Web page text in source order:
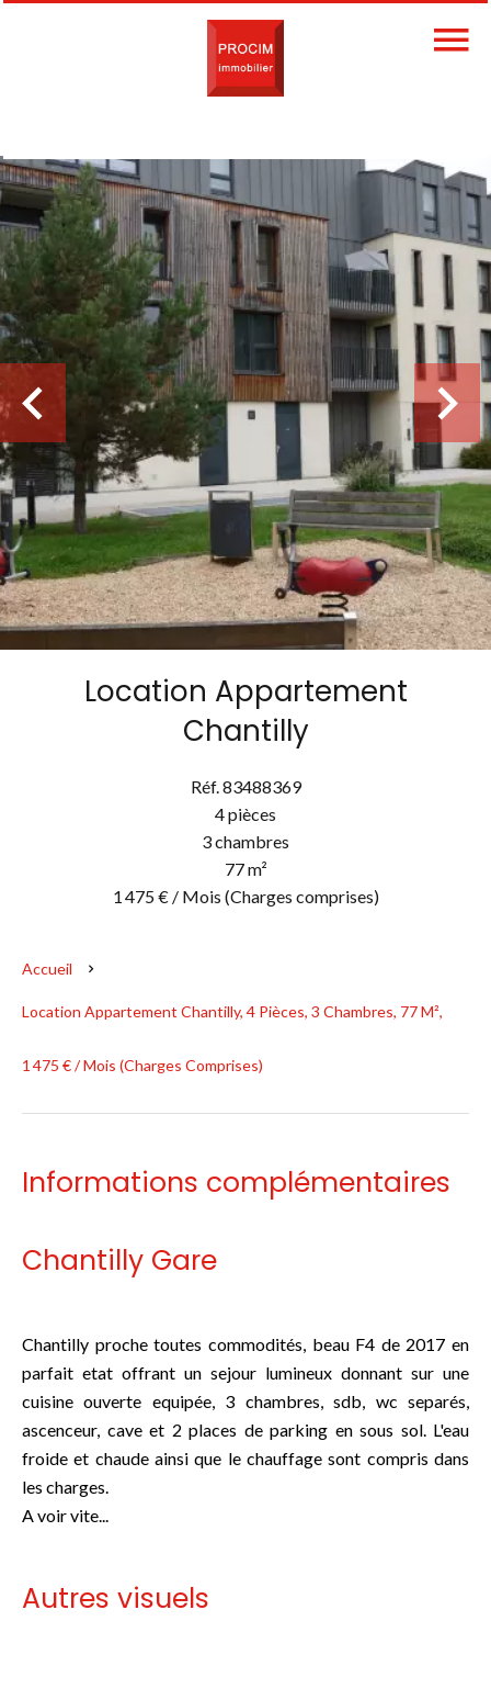
Location Appartement
Chantilly
Réf. 83488369
4 pièces
3 chambres
77 m²
1 475 € / Mois (Charges comprises)
Accueil
Location Appartement Chantilly, 4 Pièces, 3 Chambres, 77 M²,
1 475 € / Mois (Charges Comprises)
Informations complémentaires
Chantilly Gare
Chantilly proche toutes commodités, beau F4 de 2017 en
parfait etat offrant un sejour lumineux donnant sur une
cuisine ouverte equipée, 3 chambres, sdb, wc separés,
ascenceur, cave et 2 places de parking en sous sol. L'eau
froide et chaude ainsi que le chauffage sont compris dans
les charges.
A voir vite...
Autres visuels